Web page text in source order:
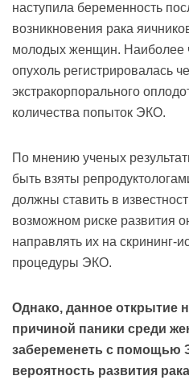
наступила беременность
возникновения рака
молодых женщин. Наиболее
опухоль регистрировалась
экстракорпорального
количества попыток ЭКО.
По мнению ученых
быть взяты
должны ставить в
возможном риске развития
направлять их на скрининг-
процедуры ЭКО.
Однако, данное открытие
причиной паники среди
забеременеть с помощью
вероятность развития